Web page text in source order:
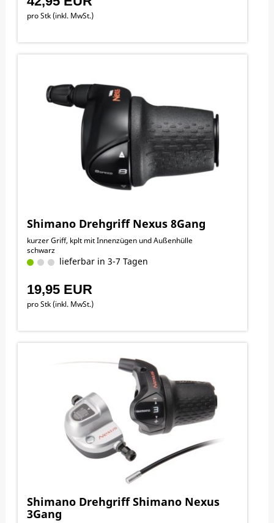
pro Stk (inkl. MwSt.)
Shimano Drehgriff Nexus 8Gang
kurzer Griff, kplt mit Innenzügen und Außenhülle
schwarz
lieferbar in 3-7 Tagen
19,95 EUR
pro Stk (inkl. MwSt.)
Shimano Drehgriff Shimano Nexus
3Gang